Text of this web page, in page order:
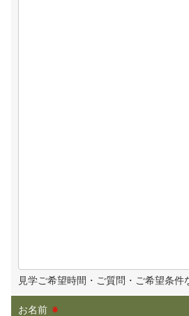
見学ご希望時間・ご質問・ご希望条
お名前 ※